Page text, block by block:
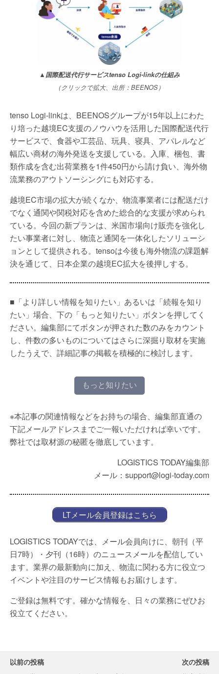
▲国際配送代行サービスtenso Logi-linkの仕組み
（クリックで拡大、出所：BEENOS）
tenso Logi-linkは、BEENOSグループが15年以上にわた
り培った越境EC支援のノウハウを活用した国際配送代行
サービスで、食器や工芸品、玩具、寝具、アパレルなど
幅広い商材の海外発送を支援している。入庫、梱包、書
類作成を含む出荷業務を1件450円から請け負い、海外物
流業務のアウトソーシングにも対応する。
越境EC市場の拡大が続くなか、物流事業者には配送だけ
でなく通関や関税対応を含めた総合的な支援が求められ
ている。今回の新プランは、米国市場向け販売を強化し
たい事業者に対し、物流と通関を一体化したソリューシ
ョンとして提供される。tensoは今後も海外物流の課題解
決を通じて、日本企業の越境EC拡大を後押しする。
■「より詳しい情報を知りたい」あるいは「続報を知り
たい」場合、下の「もっと知りたい」ボタンを押してく
ださい。編集部にてボタンが押された数のみをカウント
し、件数の多いものについてはさらに深掘り取材を実施
したうえで、詳細記事の掲載を積極的に検討します。
もっと知りたい
※本記事の関連情報などをお持ちの場合、編集部直通の
下記メールアドレスまでご一報いただければ幸いです。
弊社では取材源の秘匿を徹底しています。
LOGISTICS TODAY編集部
メール：support@logi-today.com
LTメール会員登録はこちら
LOGISTICS TODAYでは、メール会員向けに、朝刊（平
日7時）・夕刊（16時）のニュースメールを配信してい
ます。業界の最新動向に加え、物流に関わる方に役立つ
イベントや注目のサービス情報もお届けします。
ご登録は無料です。確かな情報を、日々の業務にぜひお
役立てください。
以前の投稿 次の投稿